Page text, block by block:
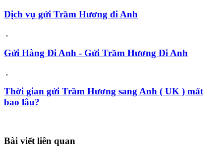
Dịch vụ gửi Trầm Hương đi Anh
,
Gửi Hàng Đi Anh - Gửi Trầm Hương Đi Anh
,
Thời gian gửi Trầm Hương sang Anh ( UK ) mất
bao lâu?
Bài viết liên quan